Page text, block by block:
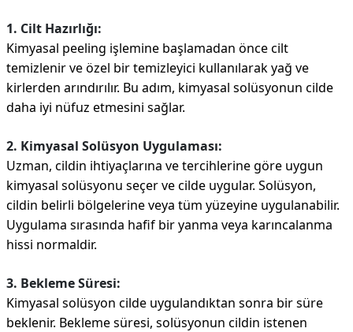
1. Cilt Hazırlığı:
Kimyasal peeling işlemine başlamadan önce cilt
temizlenir ve özel bir temizleyici kullanılarak yağ ve
kirlerden arındırılır. Bu adım, kimyasal solüsyonun cilde
daha iyi nüfuz etmesini sağlar.
2. Kimyasal Solüsyon Uygulaması:
Uzman, cildin ihtiyaçlarına ve tercihlerine göre uygun
kimyasal solüsyonu seçer ve cilde uygular. Solüsyon,
cildin belirli bölgelerine veya tüm yüzeyine uygulanabilir.
Uygulama sırasında hafif bir yanma veya karıncalanma
hissi normaldir.
3. Bekleme Süresi:
Kimyasal solüsyon cilde uygulandıktan sonra bir süre
beklenir. Bekleme süresi, solüsyonun cildin istenen